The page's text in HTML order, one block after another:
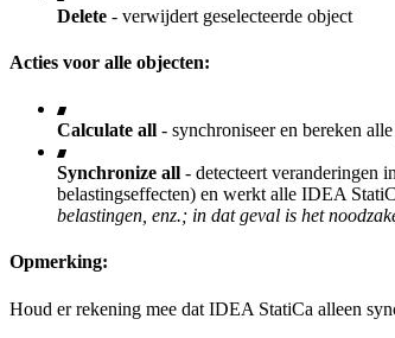
Delete - verwijdert geselecteerde object
Acties voor alle objecten:
Calculate all - synchroniseer en bereken
Synchronize all - detecteert veranderingen
belastingseffecten) en werkt alle IDEA
belastingen, enz.; in dat geval is het
Opmerking:
Houd er rekening mee dat IDEA StatiCa alleen